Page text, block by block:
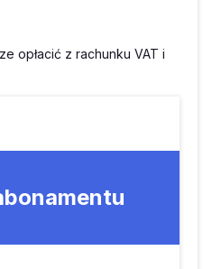
opłacić z rachunku VAT i